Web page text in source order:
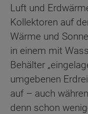
Luft und
Kollektoren auf
Wärme und
in einem mit
Behälter
umgebenen
auf – auch
denn schon